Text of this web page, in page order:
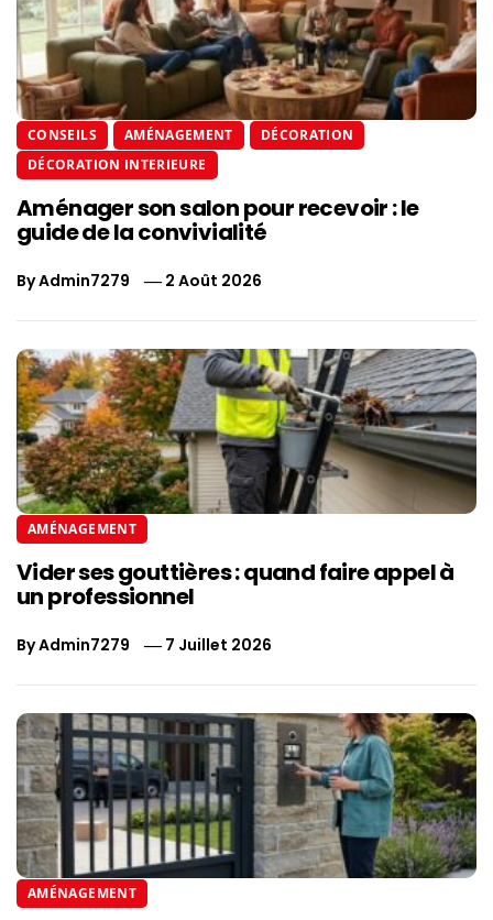
CONSEILS AMÉNAGEMENT
DÉCORATION
DÉCORATION INTERIEURE
Aménager son salon pour recevoir : le
guide de la convivialité
ByAdmin7279 2 Août 2026
AMÉNAGEMENT
Vider ses gouttières : quand faire appel à
un professionnel
ByAdmin7279 7 Juillet 2026
AMÉNAGEMENT